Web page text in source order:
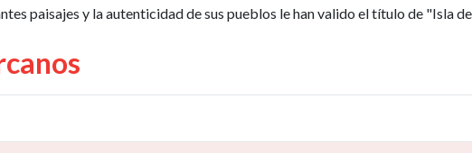
paisajes y la autenticidad de sus pueblos le han valido el título de "Isla